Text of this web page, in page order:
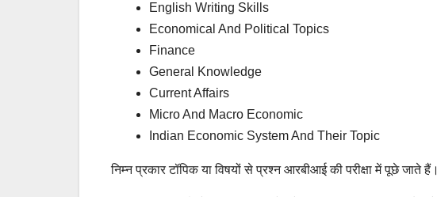
English Writing Skills
Economical And Political Topics
Finance
General Knowledge
Current Affairs
Micro And Macro Economic
Indian Economic System And Their Topic
निम्न प्रकार टॉपिक या विषयों से प्रश्न आरबीआई की परीक्षा में पूछे जाते हैं।